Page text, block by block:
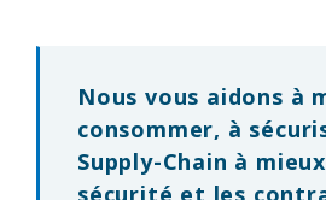
Nous vous aidons à
consommer, à
Supply-Chain à
sécurité et les